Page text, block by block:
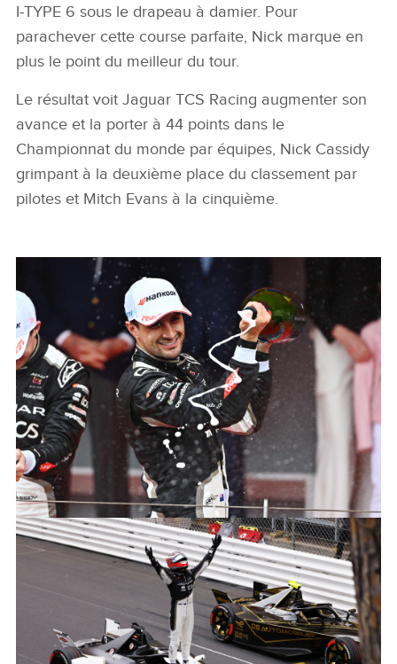
I‑TYPE 6 sous le drapeau à damier. Pour
parachever cette course parfaite, Nick marque en
plus le point du meilleur du tour.
Le résultat voit Jaguar TCS Racing augmenter son
avance et la porter à 44 points dans le
Championnat du monde par équipes, Nick Cassidy
grimpant à la deuxième place du classement par
pilotes et Mitch Evans à la cinquième.
J_TCS_RACING_MITCH_EVANS_MONACO_270424
X